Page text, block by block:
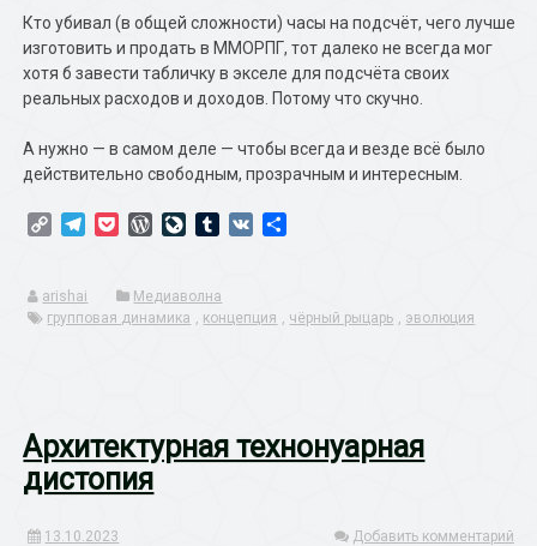
Кто убивал (в общей сложности) часы на подсчёт, чего лучше
изготовить и продать в ММОРПГ, тот далеко не всегда мог
хотя б завести табличку в экселе для подсчёта своих
реальных расходов и доходов. Потому что скучно.
А нужно — в самом деле — чтобы всегда и везде всё было
действительно свободным, прозрачным и интересным.
Copy TelegramPocketWordPress
LiveJournal
Tumblr
VK
arishai
Медиаволна
групповая динамика , концепция , чёрный рыцарь , эволюция
Архитектурная технонуарная
дистопия
13.10.2023 Добавить комментарий